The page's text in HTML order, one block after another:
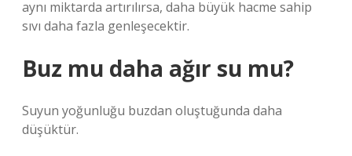
aynı miktarda artırılırsa, daha büyük hacme sahip
sıvı daha fazla genleşecektir.
Buz mu daha ağır su mu?
Suyun yoğunluğu buzdan oluştuğunda daha
düşüktür.